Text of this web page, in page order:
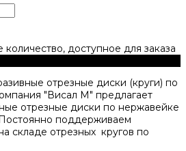
доступное для заказа
отрезные диски (круги) по
"Висал М" предлагает
отрезные диски по нержавейке
поддерживаем
складе отрезных кругов по